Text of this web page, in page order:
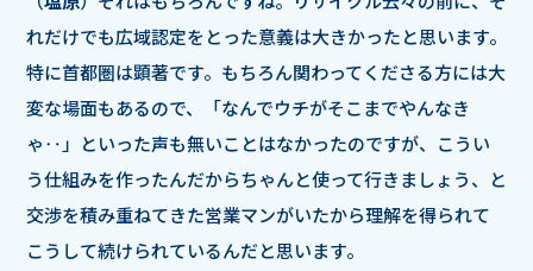
れだけでも広域認定をとった意義は大きかったと思います。
特に首都圏は顕著です。もちろん関わってくださる方には大
変な場面もあるので、「なんでウチがそこまでやんなき
ゃ‥」といった声も無いことはなかったのですが、こうい
う仕組みを作ったんだからちゃんと使って行きましょう、と
交渉を積み重ねてきた営業マンがいたから理解を得られて
こうして続けられているんだと思います。